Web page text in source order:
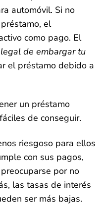
automóvil. Si no
el
como pago. El
de embargar tu
el préstamo debido a
un préstamo
de conseguir.
riesgoso para ellos
con sus pagos,
por no
las tasas de interés
ser más bajas.